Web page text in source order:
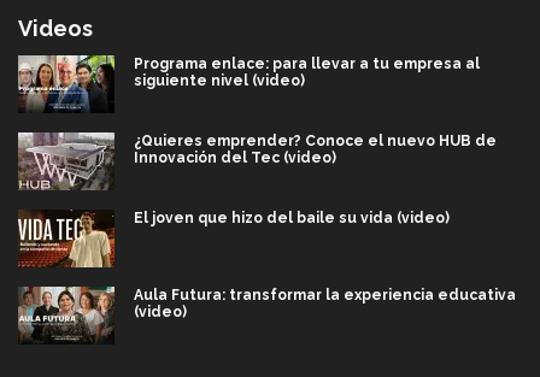
Videos
Programa enlace: para llevar a tu empresa al
siguiente nivel (video)
¿Quieres emprender? Conoce el nuevo HUB de
Innovación del Tec (video)
El joven que hizo del baile su vida (video)
Aula Futura: transformar la experiencia educativa
(video)